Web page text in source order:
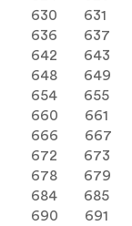
630
631
636
637
642
643
648
649
654
655
660
661
666
667
672
673
678
679
684
685
690
691